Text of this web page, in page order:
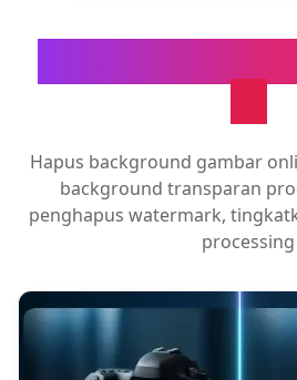
Hapus background gambar
background transparan
penghapus watermark,
processing